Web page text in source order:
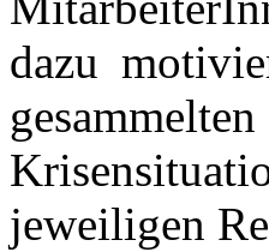
dazu
jeweiligen